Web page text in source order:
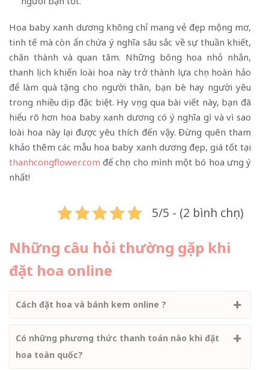
Hoa baby xanh dương không chỉ mang vẻ đẹp mộng mơ,
tinh tế mà còn ẩn chứa ý nghĩa sâu sắc về sự thuần khiết,
chân thành và quan tâm. Những bông hoa nhỏ nhắn,
thanh lịch khiến loài hoa này trở thành lựa chọn hoàn hảo
để làm quà tặng cho người thân, bạn bè hay người yêu
trong nhiều dịp đặc biệt. Hy vọng qua bài viết này, bạn đã
hiểu rõ hơn hoa baby xanh dương có ý nghĩa gì và vì sao
loài hoa này lại được yêu thích đến vậy. Đừng quên tham
khảo thêm các mẫu hoa baby xanh dương đẹp, giá tốt tại
thanhcongflower.com để chọn cho mình một bó hoa ưng ý
nhất!
5/5 - (2 bình chọn)
Những câu hỏi thường gặp khi
đặt hoa online
Cách đặt hoa và bánh kem online ?
Có những phương thức thanh toán nào khi đặt
hoa toàn quốc?